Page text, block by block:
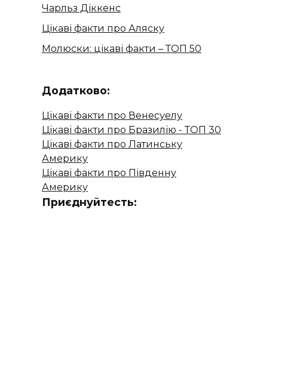
Чарльз Діккенс
Цікаві факти про Аляску
Молюски: цікаві факти – ТОП 50
Додатково:
Цікаві факти про Венесуелу
Цікаві факти про Бразилію - ТОП 30
Цікаві факти про Латинську
Америку
Цікаві факти про Південну
Америку
Приєднуйтесть: